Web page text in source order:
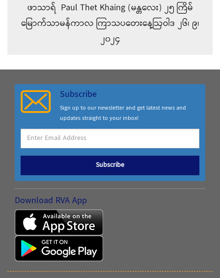
ဖာသာရ် Paul Thet Khaing (မန္တလေး) ၂၅ ကြိမ်
မြောက်သာမန်ကာလ ကြာသပတေးနေ့ဩဝါဒ ၂၆၊ ၉၊
၂၀၂၄
Subscribe
Sign up to our newsletter and get latest news and
updates straight to your inbox!
Subscribe
Download RVA App